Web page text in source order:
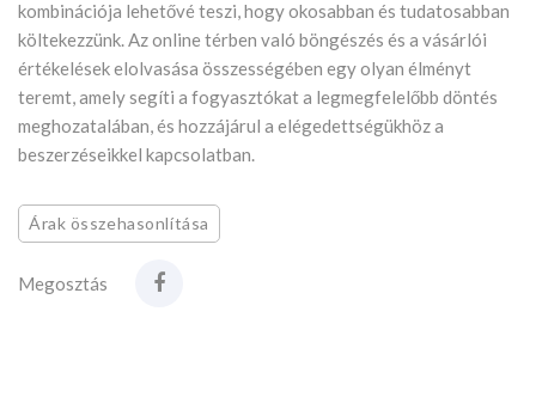
kombinációja lehetővé teszi, hogy okosabban és tudatosabban
költekezzünk. Az online térben való böngészés és a vásárlói
értékelések elolvasása összességében egy olyan élményt
teremt, amely segíti a fogyasztókat a legmegfelelőbb döntés
meghozatalában, és hozzájárul a elégedettségükhöz a
beszerzéseikkel kapcsolatban.
Árak összehasonlítása
Megosztás